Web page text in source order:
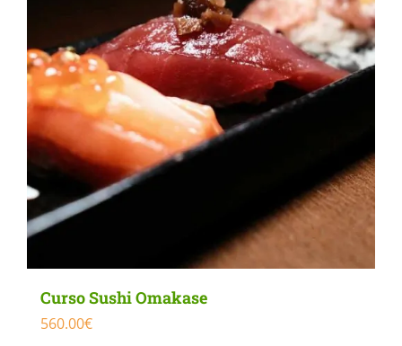
Curso Sushi Omakase
560.00€